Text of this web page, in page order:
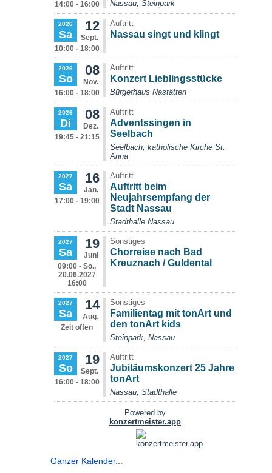
Ganzer Kalender...